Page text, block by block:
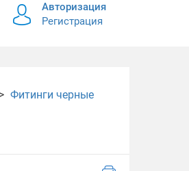
Авторизация
Регистрация
Фитинги черные